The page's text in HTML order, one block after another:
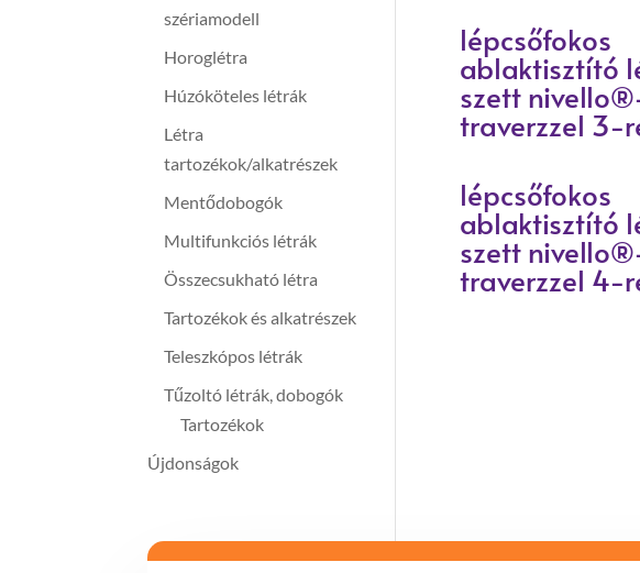
lépcsőfokos
ablaktisztító
szett
traverzzel 3-
lépcsőfokos
ablaktisztító
szett
traverzzel 4-
szériamodell
Horoglétra
Húzóköteles létrák
Létra
tartozékok/alkatrészek
Mentődobogók
Multifunkciós létrák
Összecsukható létra
Tartozékok és alkatrészek
Teleszkópos létrák
Tűzoltó létrák, dobogók
Tartozékok
Újdonságok